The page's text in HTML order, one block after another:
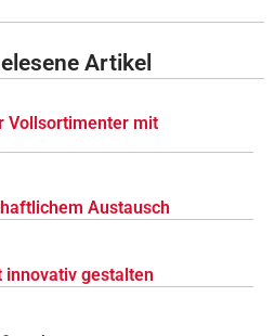
Artikel
Vollsortimenter mit
Austausch
innovativ gestalten